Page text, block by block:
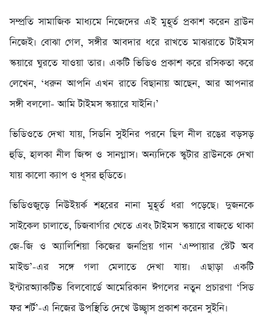
সম্প্রতি সামাজিক মাধ্যমে নিজেদের এই মুহূর্ত প্রকাশ করেন ব্রাউন
নিজেই। বোঝা গেল, সঙ্গীর আবদার ধরে রাখতে মাঝরাতে টাইমস
স্কয়ারে ঘুরতে যাওয়া তার। একটি ভিডিও প্রকাশ করে রসিকতা করে
লেখেন, ‘ধরুন আপনি এখন রাতে বিছানায় আছেন, আর আপনার
সঙ্গী বললো- আমি টাইমস স্কয়ারে যাইনি।’
ভিডিওতে দেখা যায়, সিডনি সুইনির পরনে ছিল নীল রঙের বড়সড়
হুডি, হালকা নীল জিন্স ও সানগ্লাস। অন্যদিকে স্কুটার ব্রাউনকে দেখা
যায় কালো ক্যাপ ও ধূসর হুডিতে।
ভিডিওজুড়ে নিউইয়র্ক শহরের নানা মুহূর্ত ধরা পড়েছে। দুজনকে
সাইকেল চালাতে, চিজবার্গার খেতে এবং টাইমস স্কয়ারে বাজতে থাকা
জে-জি ও অ্যালিশিয়া কিজের জনপ্রিয় গান ‘এম্পায়ার স্টেট অব
মাইন্ড’-এর সঙ্গে গলা মেলাতে দেখা যায়। এছাড়া একটি
ইন্টারঅ্যাকটিভ বিলবোর্ডে আমেরিকান ঈগলের নতুন প্রচারণা ‘সিড
ফর শর্ট’-এ নিজের উপস্থিতি দেখে উচ্ছ্বাস প্রকাশ করেন সুইনি।